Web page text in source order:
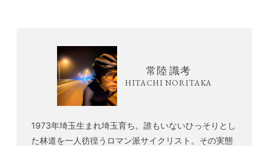
常陸 識考
HITACHI NORITAKA
1973年埼玉生まれ埼玉育ち。誰もいないひっそりとし
た林道を一人彷徨うロマン派サイクリスト。その実態